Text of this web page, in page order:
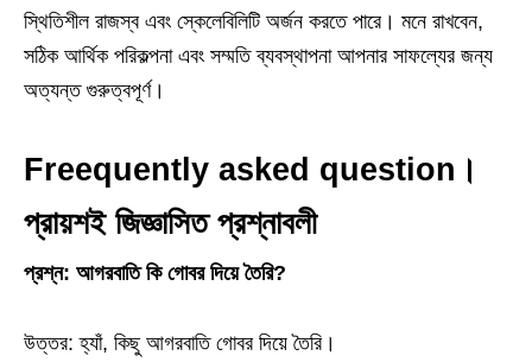
স্থিতিশীল রাজস্ব এবং স্কেলেবিলিটি অর্জন করতে পারে। মনে রাখবেন,
সঠিক আর্থিক পরিকল্পনা এবং সম্মতি ব্যবস্থাপনা আপনার সাফল্যের জন্য
অত্যন্ত গুরুত্বপূর্ণ।
Freequently asked question।
প্রায়শই জিজ্ঞাসিত প্রশ্নাবলী
প্রশ্ন: আগরবাতি কি গোবর দিয়ে তৈরি?
উত্তর: হ্যাঁ, কিছু আগরবাতি গোবর দিয়ে তৈরি।